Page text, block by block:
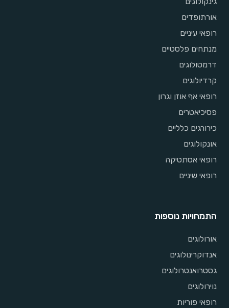
אורתופדים
רופאי עיניים
מנתחים פלסטיים
דרמטולוגים
קרדיולוגים
רופאי אף אוזן וגרון
פסיכיאטרים
כירורגים כלליים
אונקולוגים
רופאי אסתטיקה
רופאי שיניים
התמחויות נוספות
אורולוגים
אנדוקרינולוגים
גסטרואנטרולוגים
נוירולוגים
רופאי פוריות